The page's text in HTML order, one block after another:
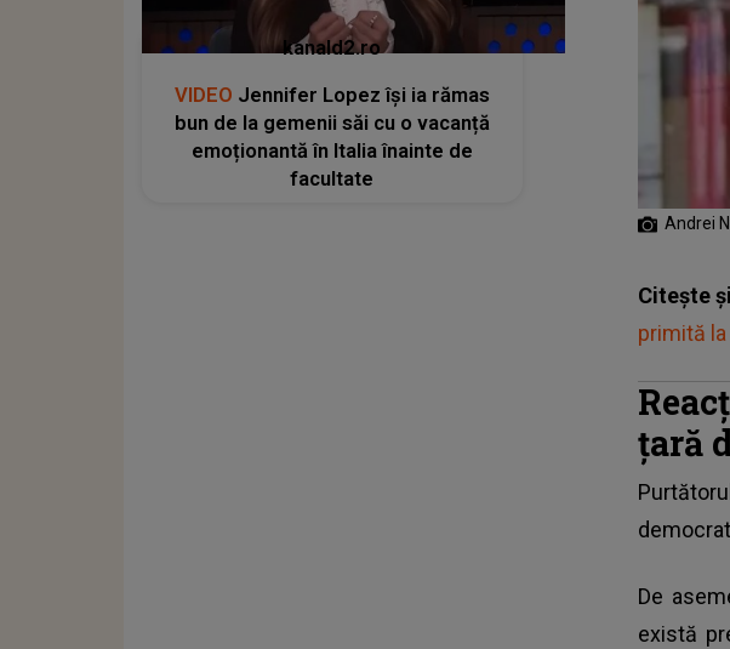
Andrei
Citește
primită
țară
De
există
kanald2.ro
VIDEO Jennifer Lopez își ia rămas
bun de la gemenii săi cu o vacanță
emoționantă în Italia înainte de
facultate